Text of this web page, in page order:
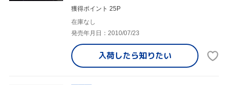
獲得ポイント 25P
在庫なし
発売年月日：2010/07/23
入荷したら知りたい